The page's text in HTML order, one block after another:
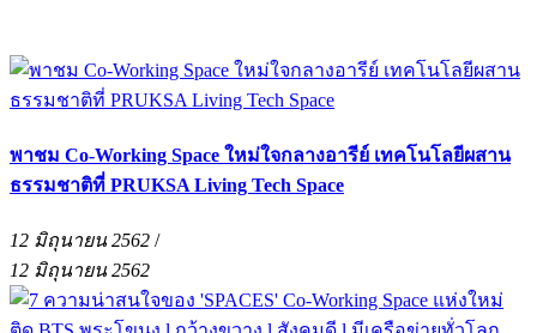
พาชม Co-Working Space ใหม่ใจกลางอารีย์ เทคโนโลยีผสาน
ธรรมชาติที่ PRUKSA Living Tech Space
12 มิถุนายน 2562 /
12 มิถุนายน 2562